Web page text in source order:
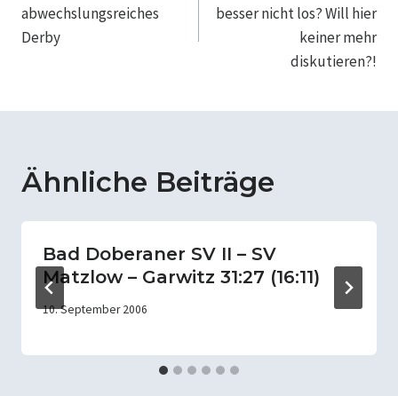
abwechslungsreiches
Derby
besser nicht los? Will hier
keiner mehr
diskutieren?!
Ähnliche Beiträge
Bad Doberaner SV II – SV
Matzlow – Garwitz 31:27 (16:11)
10. September 2006